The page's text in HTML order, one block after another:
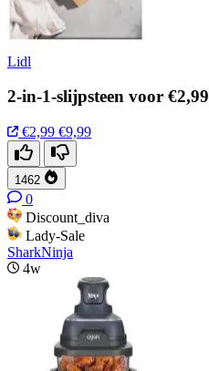
Lidl
2-in-1-slijpsteen voor €2,99
€2,99 €9,99
1462
0
Discount_diva
Lady-Sale
SharkNinja
4w